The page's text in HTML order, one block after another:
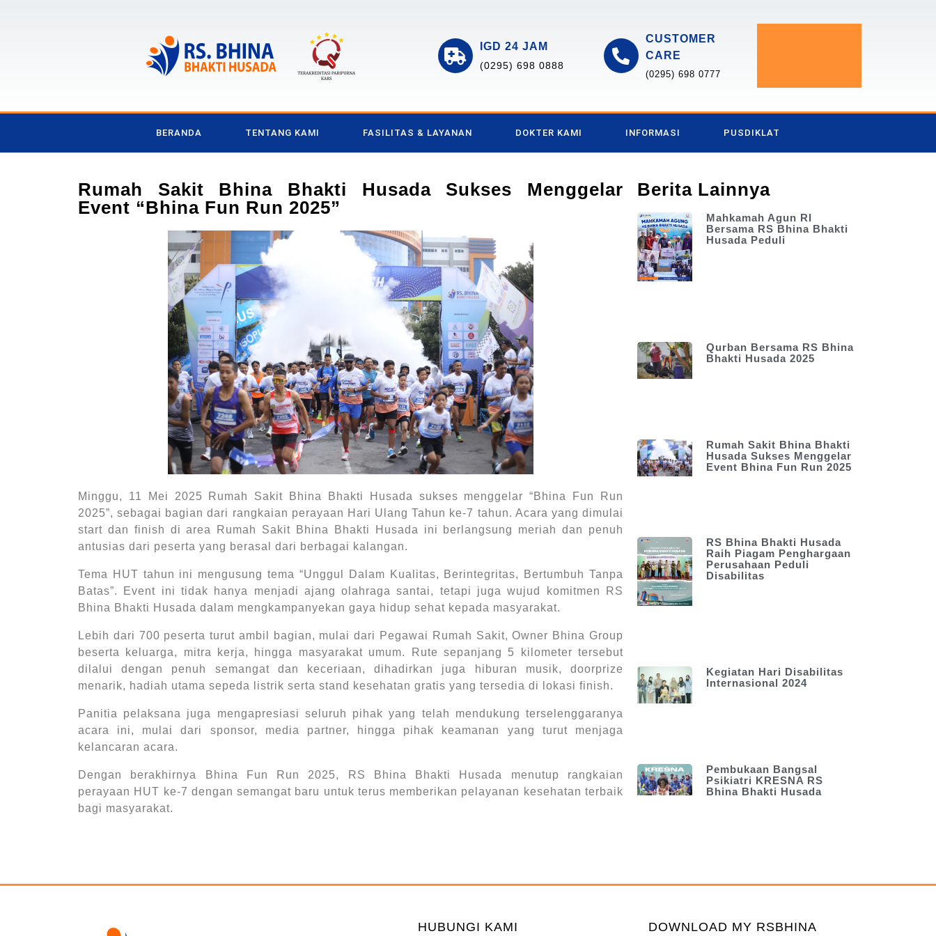
IGD 24 JAM
(0295) 698 0888
CUSTOMER
CARE
(0295) 698 0777
BERANDA TENTANG KAMI FASILITAS & LAYANAN DOKTER KAMI INFORMASI PUSDIKLAT
Rumah Sakit Bhina Bhakti Husada Sukses Menggelar
Event “Bhina Fun Run 2025”
Minggu, 11 Mei 2025 Rumah Sakit Bhina Bhakti Husada sukses menggelar “Bhina Fun Run
2025”, sebagai bagian dari rangkaian perayaan Hari Ulang Tahun ke-7 tahun. Acara yang dimulai
start dan finish di area Rumah Sakit Bhina Bhakti Husada ini berlangsung meriah dan penuh
antusias dari peserta yang berasal dari berbagai kalangan.
Tema HUT tahun ini mengusung tema “Unggul Dalam Kualitas, Berintegritas, Bertumbuh Tanpa
Batas”. Event ini tidak hanya menjadi ajang olahraga santai, tetapi juga wujud komitmen RS
Bhina Bhakti Husada dalam mengkampanyekan gaya hidup sehat kepada masyarakat.
Lebih dari 700 peserta turut ambil bagian, mulai dari Pegawai Rumah Sakit, Owner Bhina Group
beserta keluarga, mitra kerja, hingga masyarakat umum. Rute sepanjang 5 kilometer tersebut
dilalui dengan penuh semangat dan keceriaan, dihadirkan juga hiburan musik, doorprize
menarik, hadiah utama sepeda listrik serta stand kesehatan gratis yang tersedia di lokasi finish.
Panitia pelaksana juga mengapresiasi seluruh pihak yang telah mendukung terselenggaranya
acara ini, mulai dari sponsor, media partner, hingga pihak keamanan yang turut menjaga
kelancaran acara.
Dengan berakhirnya Bhina Fun Run 2025, RS Bhina Bhakti Husada menutup rangkaian
perayaan HUT ke-7 dengan semangat baru untuk terus memberikan pelayanan kesehatan terbaik
bagi masyarakat.
Berita Lainnya
Mahkamah Agun RI
Bersama RS Bhina Bhakti
Husada Peduli
Qurban Bersama RS Bhina
Bhakti Husada 2025
Rumah Sakit Bhina Bhakti
Husada Sukses Menggelar
Event Bhina Fun Run 2025
RS Bhina Bhakti Husada
Raih Piagam Penghargaan
Perusahaan Peduli
Disabilitas
Kegiatan Hari Disabilitas
Internasional 2024
Pembukaan Bangsal
Psikiatri KRESNA RS
Bhina Bhakti Husada
HUBUNGI KAMI DOWNLOAD MY RSBHINA